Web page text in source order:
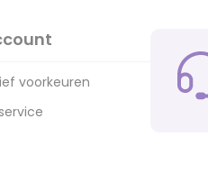
voorkeuren